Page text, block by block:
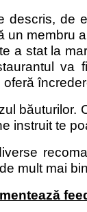
descris, de
un membru
a stat la
va
băuturilor.
instruit te
mult mai